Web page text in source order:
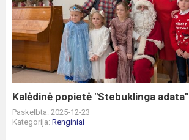
popietė
"Stebuklinga
adata"
Kalėdinė popietė "Stebuklinga adata"
Paskelbta: 2025-12-23
Kategorija: Renginiai